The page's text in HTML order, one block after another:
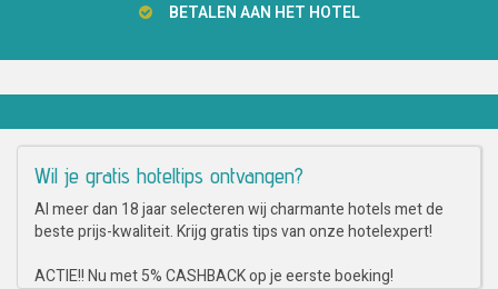
BETALEN AAN HET HOTEL
Wil je gratis hoteltips ontvangen?
Al meer dan 18 jaar selecteren wij charmante hotels met de
beste prijs-kwaliteit. Krijg gratis tips van onze hotelexpert!
ACTIE!! Nu met 5% CASHBACK op je eerste boeking!